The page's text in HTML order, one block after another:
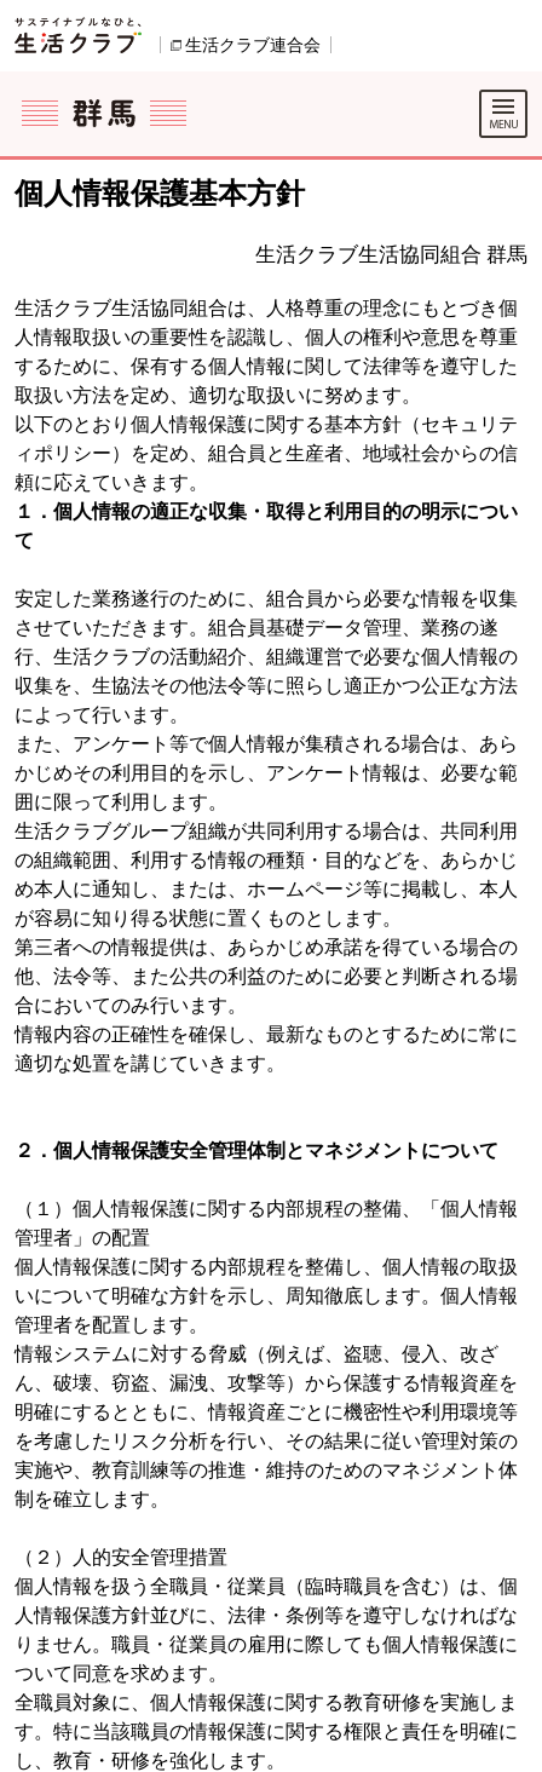
ページの先頭です。
生活クラブ連合会
ここからサイト内共通メニューです。
サイト内共通メニューをスキップする
サイト内共通メニューここまで。
個人情報保護基本方針
生活クラブ生活協同組合 群馬
生活クラブ生活協同組合は、人格尊重の理念にもとづき個
人情報取扱いの重要性を認識し、個人の権利や意思を尊重
するために、保有する個人情報に関して法律等を遵守した
取扱い方法を定め、適切な取扱いに努めます。
以下のとおり個人情報保護に関する基本方針（セキュリテ
ィポリシー）を定め、組合員と生産者、地域社会からの信
頼に応えていきます。
１．個人情報の適正な収集・取得と利用目的の明示につい
て
安定した業務遂行のために、組合員から必要な情報を収集
させていただきます。組合員基礎データ管理、業務の遂
行、生活クラブの活動紹介、組織運営で必要な個人情報の
収集を、生協法その他法令等に照らし適正かつ公正な方法
によって行います。
また、アンケート等で個人情報が集積される場合は、あら
かじめその利用目的を示し、アンケート情報は、必要な範
囲に限って利用します。
生活クラブグループ組織が共同利用する場合は、共同利用
の組織範囲、利用する情報の種類・目的などを、あらかじ
め本人に通知し、または、ホームページ等に掲載し、本人
が容易に知り得る状態に置くものとします。
第三者への情報提供は、あらかじめ承諾を得ている場合の
他、法令等、また公共の利益のために必要と判断される場
合においてのみ行います。
情報内容の正確性を確保し、最新なものとするために常に
適切な処置を講じていきます。
２．個人情報保護安全管理体制とマネジメントについて
（１）個人情報保護に関する内部規程の整備、「個人情報
管理者」の配置
個人情報保護に関する内部規程を整備し、個人情報の取扱
いについて明確な方針を示し、周知徹底します。個人情報
管理者を配置します。
情報システムに対する脅威（例えば、盗聴、侵入、改ざ
ん、破壊、窃盗、漏洩、攻撃等）から保護する情報資産を
明確にするとともに、情報資産ごとに機密性や利用環境等
を考慮したリスク分析を行い、その結果に従い管理対策の
実施や、教育訓練等の推進・維持のためのマネジメント体
制を確立します。
（２）人的安全管理措置
個人情報を扱う全職員・従業員（臨時職員を含む）は、個
人情報保護方針並びに、法律・条例等を遵守しなければな
りません。職員・従業員の雇用に際しても個人情報保護に
ついて同意を求めます。
全職員対象に、個人情報保護に関する教育研修を実施しま
す。特に当該職員の情報保護に関する権限と責任を明確に
し、教育・研修を強化します。